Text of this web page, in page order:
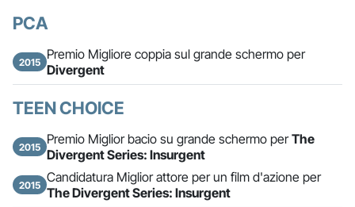
PCA
2015
Premio Migliore coppia sul grande schermo per
Divergent
TEEN CHOICE
2015 Premio Miglior bacio su grande schermo perThe
Divergent Series: Insurgent
2015 Candidatura Miglior attore per un film d'azione per
The Divergent Series: Insurgent